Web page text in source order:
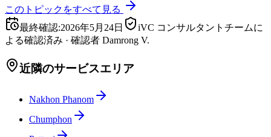
このトピックをすべて見る
最終確認:2026年5月24日
iVC コンサルタントチームに
よる確認済み · 確認者 Damrong V.
近隣のサービスエリア
Nakhon Phanom
Chumphon